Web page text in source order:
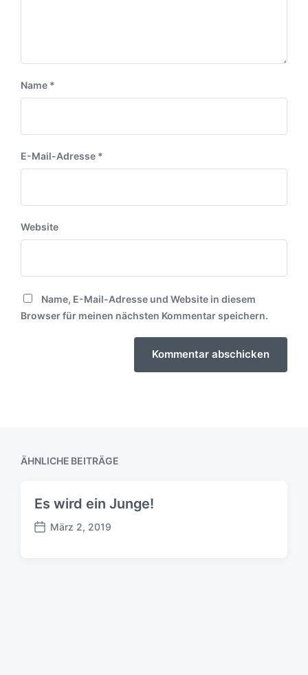
Name *
E-Mail-Adresse *
Website
Name, E-Mail-Adresse und Website in diesem
Browser für meinen nächsten Kommentar speichern.
ÄHNLICHE BEITRÄGE
Es wird ein Junge!
B
März 2, 2019